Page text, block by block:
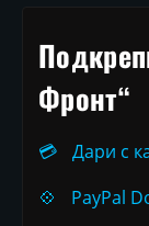
Фронт“
💳
Дари с
💠
PayPal